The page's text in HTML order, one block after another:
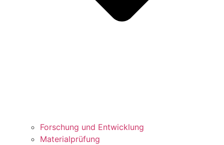
Forschung und Entwicklung
Materialprüfung